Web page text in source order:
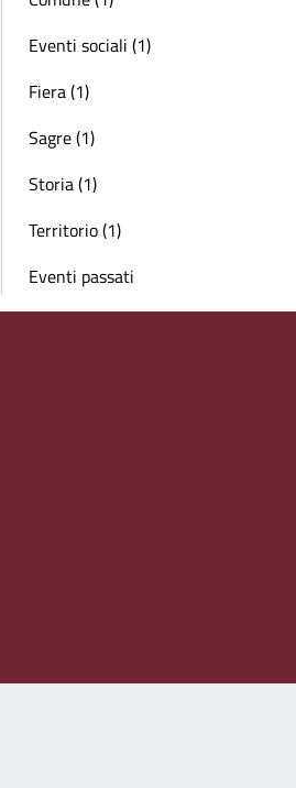
Eventi sociali (1)
Fiera (1)
Sagre (1)
Storia (1)
Territorio (1)
Eventi passati